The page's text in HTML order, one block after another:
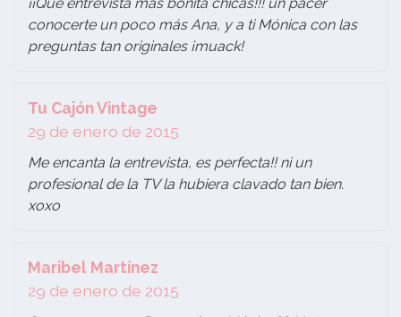
¡¡Que entrevista más bonita chicas!!! un pacer
conocerte un poco más Ana, y a ti Mónica con las
preguntas tan originales ¡muack!
Tu Cajón Vintage
29 de enero de 2015
Me encanta la entrevista, es perfecta!! ni un
profesional de la TV la hubiera clavado tan bien.
xoxo
Maribel Martínez
29 de enero de 2015